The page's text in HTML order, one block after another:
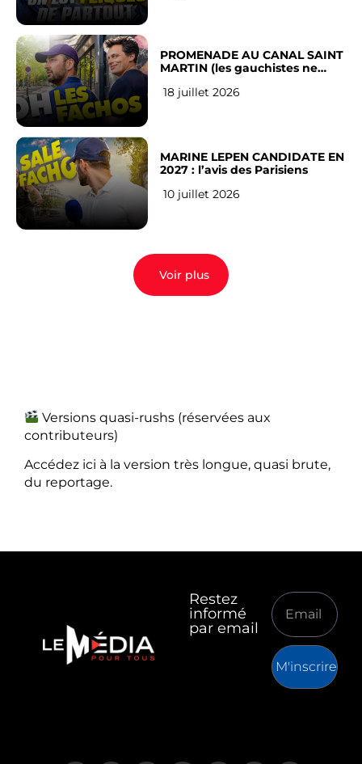
PROMENADE AU CANAL SAINT
MARTIN (les gauchistes ne
18 juillet 2026
MARINE LEPEN CANDIDATE EN
2027 : l’avis des Parisiens
10 juillet 2026
Voir plus
Versions quasi-rushs (réservées aux
contributeurs)
Accédez ici à la version très longue, quasi brute,
du reportage.
Restez
informé
par email
M'inscrire